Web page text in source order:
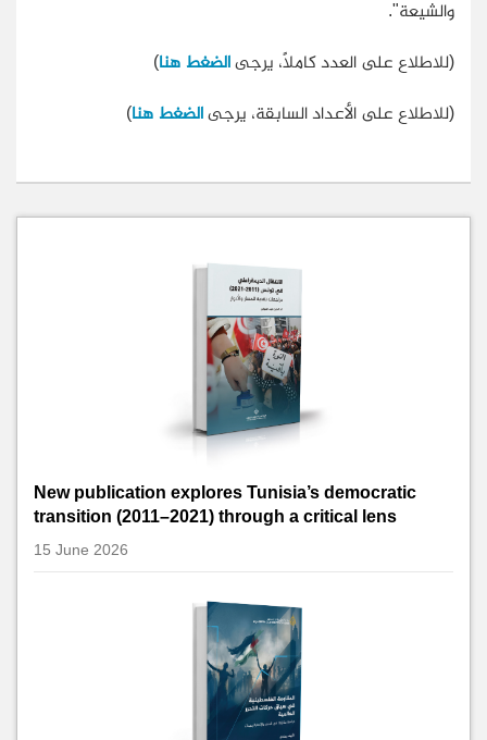
والشيعة".
(للاطلاع على العدد كاملًا، يرجى الضغط هنا)
(للاطلاع على الأعداد السابقة، يرجى الضغط هنا)
New publication explores Tunisia’s democratic
transition (2011–2021) through a critical lens
15 June 2026